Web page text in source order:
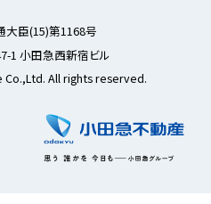
臣(15)第1168号
1 小田急西新宿ビル
All rights reserved.